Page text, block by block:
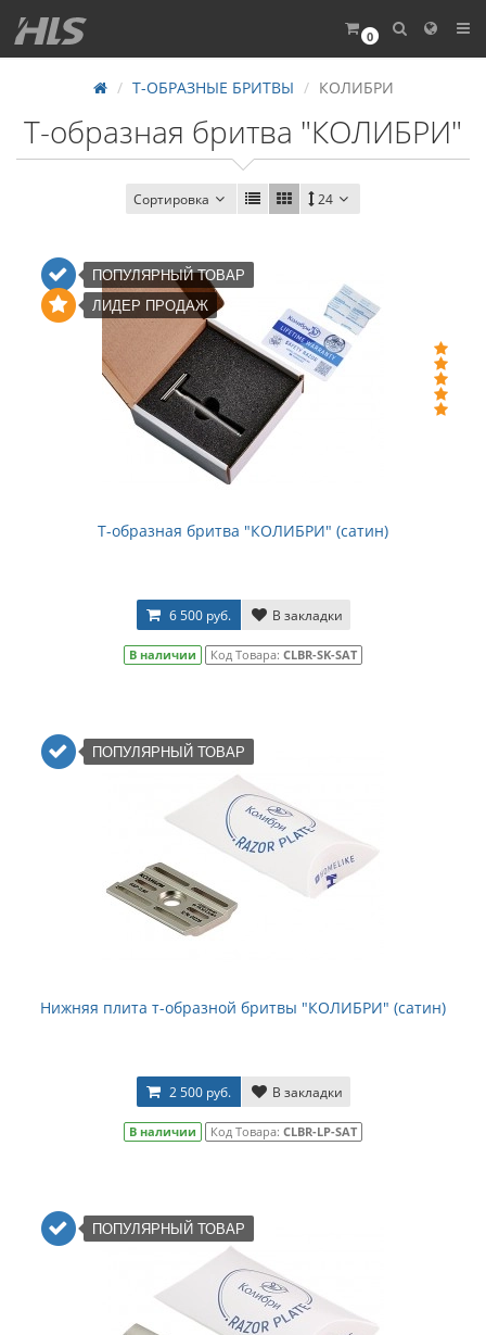
0
Т-ОБРАЗНЫЕ БРИТВЫ КОЛИБРИ
T-образная бритва "КОЛИБРИ"
Сортировка 24
ПОПУЛЯРНЫЙ ТОВАР
ЛИДЕР ПРОДАЖ
Т-образная бритва "КОЛИБРИ" (сатин)
6 500 руб. В закладки
В наличии Код Товара: СLBR-SK-SAT
ПОПУЛЯРНЫЙ ТОВАР
Нижняя плита т-образной бритвы "КОЛИБРИ" (сатин)
2 500 руб. В закладки
В наличии Код Товара: CLBR-LP-SAT
ПОПУЛЯРНЫЙ ТОВАР